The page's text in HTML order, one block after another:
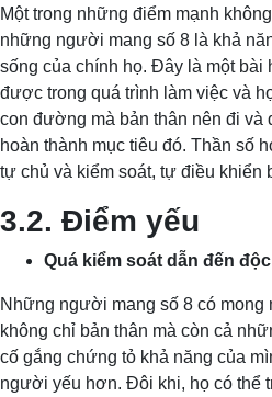
Một trong những điểm mạnh
những người mang số 8 là khả
sống của chính họ. Đây là một bài
được trong quá trình làm việc và
con đường mà bản thân nên đi và
hoàn thành mục tiêu đó. Thần số
tự chủ và kiểm soát, tự điều khiển
3.2. Điểm yếu
Quá kiểm soát dẫn đến
Những người mang số 8 có mong
không chỉ bản thân mà còn cả
cố gắng chứng tỏ khả năng của
người yếu hơn. Đôi khi, họ có thể